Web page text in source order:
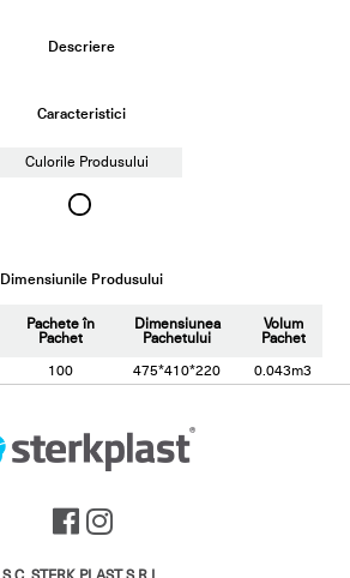
Descriere
Caracteristici
Culorile Produsului
Dimensiunile Produsului
Pachete în
Pachet
Dimensiunea
Pachetului
Volum
Pachet
100 475*410*220 0.043m3